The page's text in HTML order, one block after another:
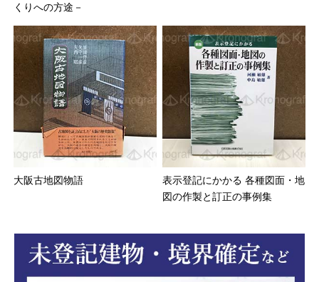
くりへの方途－
大阪古地図物語
表示登記にかかる 各種図面・地
図の作製と訂正の事例集